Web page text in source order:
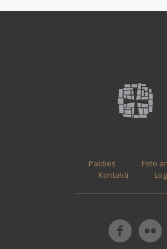
Paldies
Foto
Kontakti